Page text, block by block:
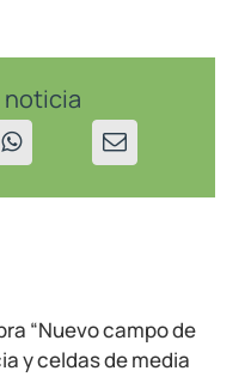
noticia
“Nuevo campo de
y celdas de media